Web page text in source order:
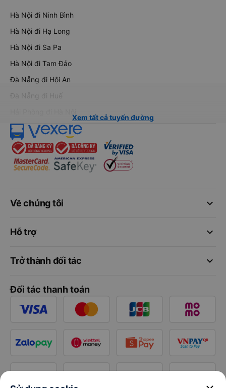
Hà Nội đi Ninh Bình
Hà Nội đi Hạ Long
Hà Nội đi Sa Pa
Hà Nội đi Tam Đảo
Đà Nẵng đi Hội An
Đà Nẵng đi Huế
Xem tất cả tuyến đường
keyboard_arrow_down
Về chúng tôi
keyboard_arrow_down
Hỗ trợ
keyboard_arrow_down
Trở thành đối tác
Đối tác thanh toán